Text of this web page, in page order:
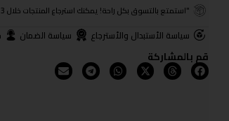
"استمتع بالتسوق بكل راحة! يمكنك استرجاع المنتجات خلال 3 أيام من تاريخ الشراء بكل سهولة."
سياسة الأستبدال والأسترجاع سياسة الضمان
قم بالمشاركة